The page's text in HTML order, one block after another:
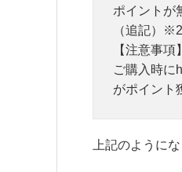
ポイントが
（追記）
【注意事項】
ご購入時に
がポイント
上記のように